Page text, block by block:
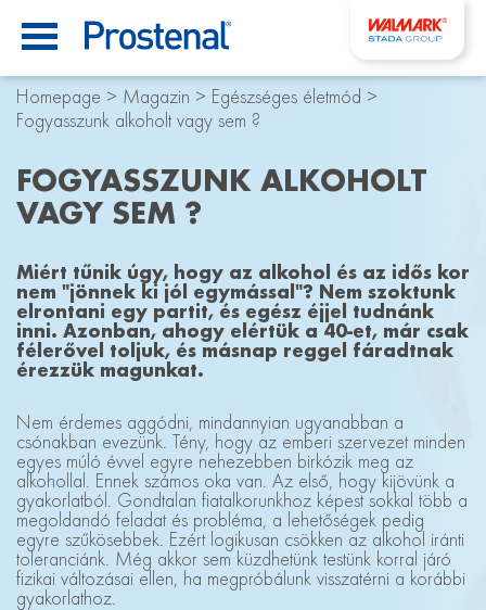
Homepage > Magazin > Egészséges életmód >
Fogyasszunk alkoholt vagy sem ?
FOGYASSZUNK ALKOHOLT
VAGY SEM ?
Miért tűnik úgy, hogy az alkohol és az idős kor
nem "jönnek ki jól egymással"? Nem szoktunk
elrontani egy partit, és egész éjjel tudnánk
inni. Azonban, ahogy elértük a 40-et, már csak
félerővel toljuk, és másnap reggel fáradtnak
érezzük magunkat.
Nem érdemes aggódni, mindannyian ugyanabban a
csónakban evezünk. Tény, hogy az emberi szervezet minden
egyes múló évvel egyre nehezebben birkózik meg az
alkohollal. Ennek számos oka van. Az első, hogy kijövünk a
gyakorlatból. Gondtalan fiatalkorunkhoz képest sokkal több a
megoldandó feladat és probléma, a lehetőségek pedig
egyre szűkösebbek. Ezért logikusan csökken az alkohol iránti
toleranciánk. Még akkor sem küzdhetünk testünk korral járó
fizikai változásai ellen, ha megpróbálunk visszatérni a korábbi
gyakorlathoz.